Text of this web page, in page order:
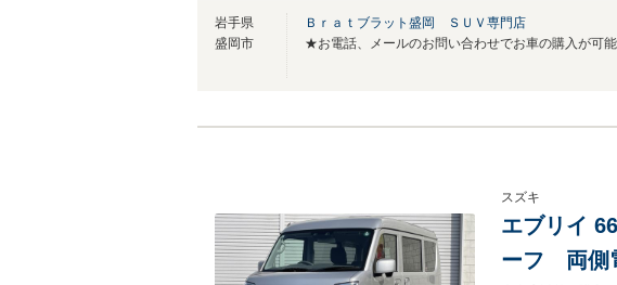
岩手県
盛岡市
Ｂｒａｔブラット盛岡 ＳＵＶ専門店
スズキ
エブリイ
ーフ 両側